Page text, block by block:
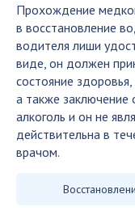
Прохождение
в восстановление
водителя лиши
виде, он должен
состояние
а также заключение
алкоголь и он не
действительна в
врачом.